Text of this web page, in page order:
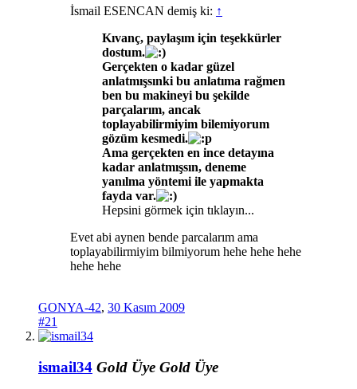
İsmail ESENCAN demiş ki: ↑
Kıvanç, paylaşım için teşekkürler
dostum.
Gerçekten o kadar güzel
anlatmışsınki bu anlatıma rağmen
ben bu makineyi bu şekilde
parçalarım, ancak
toplayabilirmiyim bilemiyorum
gözüm kesmedi.
Ama gerçekten en ince detayına
kadar anlatmışsın, deneme
yanılma yöntemi ile yapmakta
fayda var.
Hepsini görmek için tıklayın...
Evet abi aynen bende parcalarım ama
toplayabilirmiyim bilmiyorum hehe hehe hehe
hehe hehe
GONYA-42, 30 Kasım 2009
#21
ismail34 Gold Üye Gold Üye